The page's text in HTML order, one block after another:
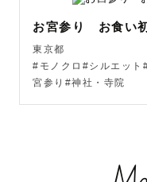
かしこまった写真だけ
違う様子に
そわそわして緊張して
う姿、
また、笑顔で駆け回る
お宮参り お食い
東京都
#モノクロ#シルエット
宮参り#神社・寺院